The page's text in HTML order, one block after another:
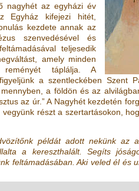
nagyhét az egyházi év
Egyház kifejezi hitét,
kezdete annak az
szenvedésével és
teljesedik
amely minden
táplálja. A
a szentleckében Szent
a földön és az
az úr.” A Nagyhét kezdetén
részt a szertartásokon,
példát adott nekünk az
a kereszthalált. Segíts
feltámadásában. Aki veled él és